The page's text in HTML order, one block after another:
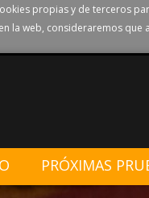
propias y de terceros
la web, consideraremos
PRÓXIMAS